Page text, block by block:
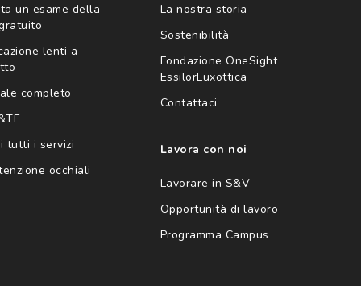
un esame della
lenti a
completo
tutti i servizi
occhiali
La nostra storia
Sostenibilità
Fondazione OneSight
EssilorLuxottica
Contattaci
Lavora con noi
Lavorare in S&V
Opportunità di lavoro
Programma Campus